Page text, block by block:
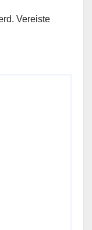
Vereiste